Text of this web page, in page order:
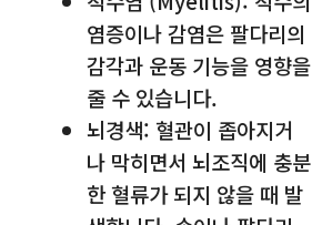
염증이나 감염은 팔다리의
감각과 운동 기능을 영향을
줄 수 있습니다.
뇌경색: 혈관이 좁아지거
나 막히면서 뇌조직에 충분
한 혈류가 되지 않을 때 발